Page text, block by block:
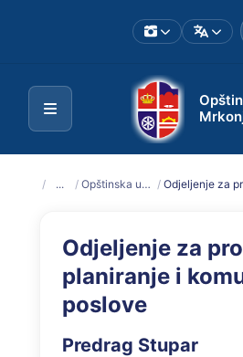
/ ... / Opštinska uprava /
Odjeljenje za
planiranje i
poslove
Predrag Stupar